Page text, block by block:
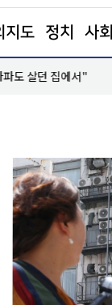
지도 정치 사
도 살던 집에서"